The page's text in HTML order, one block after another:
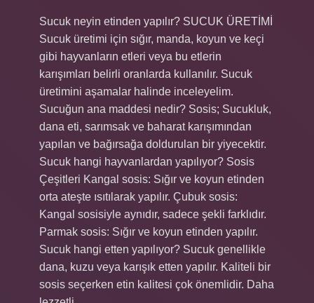
Sucuk neyin etinden yapılır? SUCUK ÜRETİMİ
Sucuk üretimi için sığır, manda, koyun ve keçi
gibi hayvanların etleri veya bu etlerin
karışımları belirli oranlarda kullanılır. Sucuk
üretimini aşamalar halinde inceleyelim.
Sucuğun ana maddesi nedir? Sosis; Sucukluk,
dana eti, sarımsak ve baharat karışımından
yapılan ve bağırsağa doldurulan bir yiyecektir.
Sucuk hangi hayvanlardan yapılıyor? Sosis
Çeşitleri Kangal sosis: Sığır ve koyun etinden
orta ateşte ısıtılarak yapılır. Çubuk sosis:
Kangal sosisiyle aynıdır, sadece şekli farklıdır.
Parmak sosis: Sığır ve koyun etinden yapılır.
Sucuk hangi etten yapılıyor? Sucuk genellikle
dana, kuzu veya karışık etten yapılır. Kaliteli bir
sosis seçerken etin kalitesi çok önemlidir. Daha